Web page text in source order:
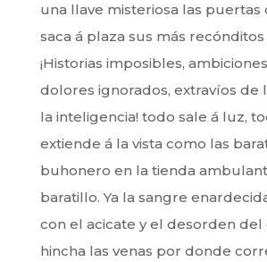
una llave misteriosa las puertas
saca á plaza sus más
¡Historias imposibles,
dolores ignorados, extravíos de
la inteligencia! todo sale á luz,
extiende á la vista como las
buhonero en la tienda
baratillo. Ya la sangre
con el acicate y el desorden
hincha las venas por donde